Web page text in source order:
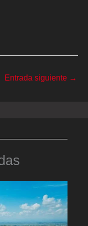
Entrada siguiente →